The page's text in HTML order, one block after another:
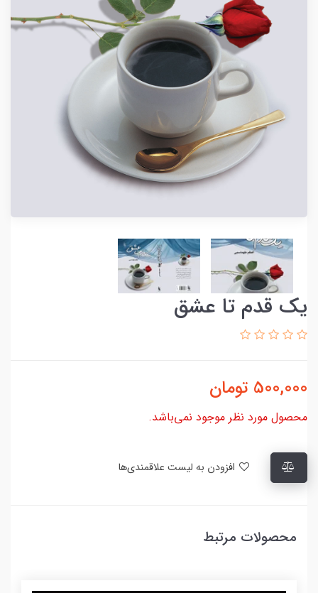
یک قدم تا عشق
500,000 تومان
محصول مورد نظر موجود نمی‌باشد.
محصولات مرتبط